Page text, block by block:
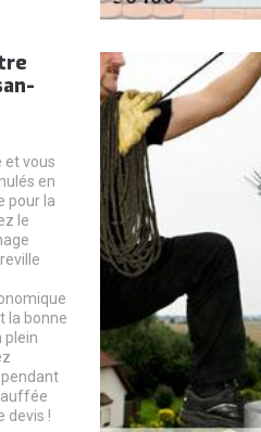
et vous
en
pour la
le
la bonne
plein
devis !